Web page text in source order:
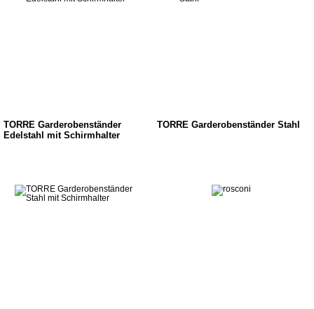
TORRE Garderobenständer
Edelstahl mit Schirmhalter
TORRE Garderobenständer Stahl